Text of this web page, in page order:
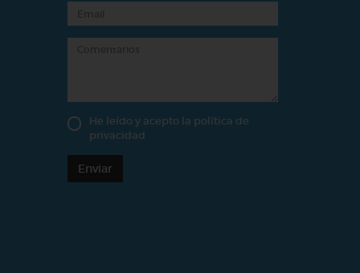
He leído y acepto la política de
privacidad
Enviar